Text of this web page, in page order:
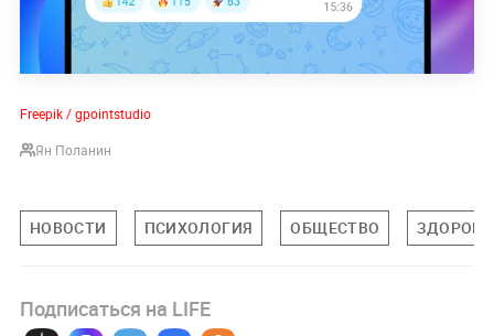
Freepik / gpointstudio
Ян Поланин
НОВОСТИ ПСИХОЛОГИЯ ОБЩЕСТВО
Подписаться на LIFE